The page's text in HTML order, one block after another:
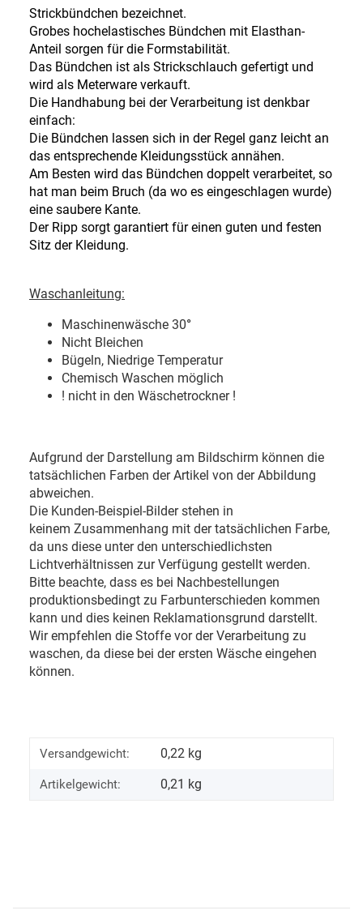
Strickbündchen bezeichnet.
Grobes hochelastisches Bündchen mit Elasthan-
Anteil sorgen für die Formstabilität.
Das Bündchen ist als Strickschlauch gefertigt und
wird als Meterware verkauft.
Die Handhabung bei der Verarbeitung ist denkbar
einfach:
Die Bündchen lassen sich in der Regel ganz leicht an
das entsprechende Kleidungsstück annähen.
Am Besten wird das Bündchen doppelt verarbeitet, so
hat man beim Bruch (da wo es eingeschlagen wurde)
eine saubere Kante.
Der Ripp sorgt garantiert für einen guten und festen
Sitz der Kleidung.
Waschanleitung:
Maschinenwäsche 30°
Nicht Bleichen
Bügeln, Niedrige Temperatur
Chemisch Waschen möglich
! nicht in den Wäschetrockner !
Aufgrund der Darstellung am Bildschirm können die
tatsächlichen Farben der Artikel von der Abbildung
abweichen.
Die Kunden-Beispiel-Bilder stehen in
keinem Zusammenhang mit der tatsächlichen Farbe,
da uns diese unter den unterschiedlichsten
Lichtverhältnissen zur Verfügung gestellt werden.
Bitte beachte, dass es bei Nachbestellungen
produktionsbedingt zu Farbunterschieden kommen
kann und dies keinen Reklamationsgrund darstellt.
Wir empfehlen die Stoffe vor der Verarbeitung zu
waschen, da diese bei der ersten Wäsche eingehen
können.
Versandgewicht: 0,22 kg
Artikelgewicht: 0,21 kg